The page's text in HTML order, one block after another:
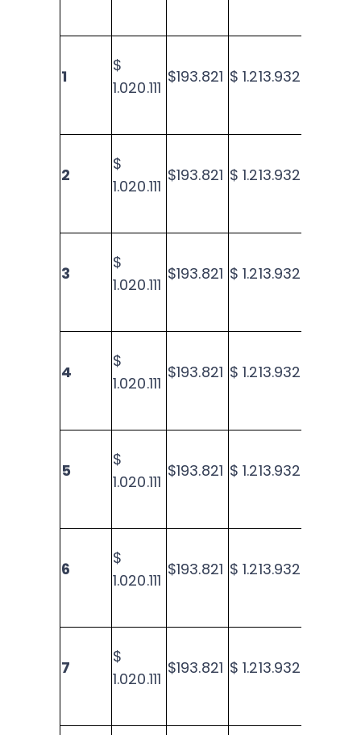
1
$
1.020.111
$193.821 $ 1.213.932
2
$
1.020.111
$193.821 $ 1.213.932
3
$
1.020.111
$193.821 $ 1.213.932
4
$
1.020.111
$193.821 $ 1.213.932
5
$
1.020.111
$193.821 $ 1.213.932
6
$
1.020.111
$193.821 $ 1.213.932
7
$
1.020.111
$193.821 $ 1.213.932